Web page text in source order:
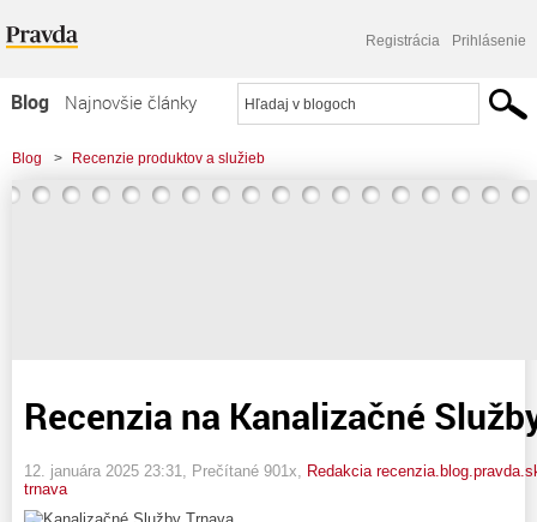
Registrácia Prihlásenie
Blog
Najnovšie články
Najčítanejšie články
Najkomentovanejšie články
Blog > Recenzie produktov a služieb
> Recenzia na Kanalizačné Služby Trnava
Recenzia na Kanalizačné
12. januára 2025 23:31 , Prečítané 901x, Redakcia
trnava